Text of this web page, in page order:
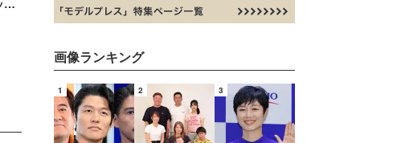
画像ランキング
1 2 3